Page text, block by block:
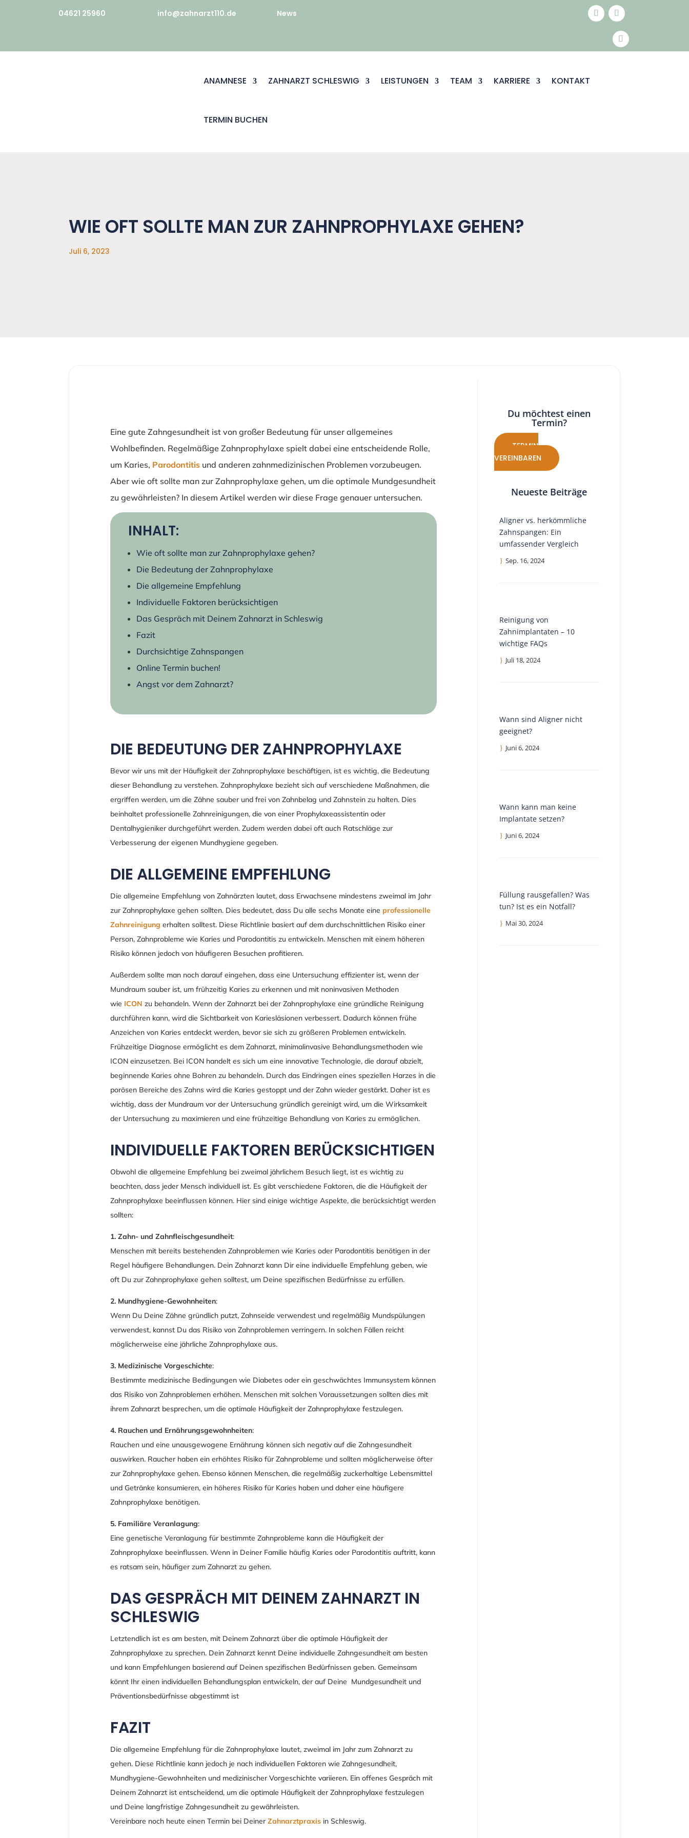
04621 25960 info@zahnarzt110.de News
ANAMNESE ZAHNARZT SCHLESWIG LEISTUNGEN TEAM KARRIERE KONTAKT
TERMIN BUCHEN
WIE OFT SOLLTE MAN ZUR ZAHNPROPHYLAXE GEHEN?
Juli 6, 2023
Eine gute Zahngesundheit ist von großer Bedeutung für unser allgemeines
Wohlbefinden. Regelmäßige Zahnprophylaxe spielt dabei eine entscheidende Rolle,
um Karies, Parodontitis und anderen zahnmedizinischen Problemen vorzubeugen.
Aber wie oft sollte man zur Zahnprophylaxe gehen, um die optimale Mundgesundheit
zu gewährleisten? In diesem Artikel werden wir diese Frage genauer untersuchen.
INHALT:
Wie oft sollte man zur Zahnprophylaxe gehen?
Die Bedeutung der Zahnprophylaxe
Die allgemeine Empfehlung
Individuelle Faktoren berücksichtigen
Das Gespräch mit Deinem Zahnarzt in Schleswig
Fazit
Durchsichtige Zahnspangen
Online Termin buchen!
Angst vor dem Zahnarzt?
DIE BEDEUTUNG DER ZAHNPROPHYLAXE
Bevor wir uns mit der Häufigkeit der Zahnprophylaxe beschäftigen, ist es wichtig, die Bedeutung
dieser Behandlung zu verstehen. Zahnprophylaxe bezieht sich auf verschiedene Maßnahmen, die
ergriffen werden, um die Zähne sauber und frei von Zahnbelag und Zahnstein zu halten. Dies
beinhaltet professionelle Zahnreinigungen, die von einer Prophylaxeassistentin oder
Dentalhygieniker durchgeführt werden. Zudem werden dabei oft auch Ratschläge zur
Verbesserung der eigenen Mundhygiene gegeben.
DIE ALLGEMEINE EMPFEHLUNG
Die allgemeine Empfehlung von Zahnärzten lautet, dass Erwachsene mindestens zweimal im Jahr
zur Zahnprophylaxe gehen sollten. Dies bedeutet, dass Du alle sechs Monate eine professionelle
Zahnreinigung erhalten solltest. Diese Richtlinie basiert auf dem durchschnittlichen Risiko einer
Person, Zahnprobleme wie Karies und Parodontitis zu entwickeln. Menschen mit einem höheren
Risiko können jedoch von häufigeren Besuchen profitieren.
Außerdem sollte man noch darauf eingehen, dass eine Untersuchung effizienter ist, wenn der
Mundraum sauber ist, um frühzeitig Karies zu erkennen und mit noninvasiven Methoden
wie ICON zu behandeln. Wenn der Zahnarzt bei der Zahnprophylaxe eine gründliche Reinigung
durchführen kann, wird die Sichtbarkeit von Kariesläsionen verbessert. Dadurch können frühe
Anzeichen von Karies entdeckt werden, bevor sie sich zu größeren Problemen entwickeln.
Frühzeitige Diagnose ermöglicht es dem Zahnarzt, minimalinvasive Behandlungsmethoden wie
ICON einzusetzen. Bei ICON handelt es sich um eine innovative Technologie, die darauf abzielt,
beginnende Karies ohne Bohren zu behandeln. Durch das Eindringen eines speziellen Harzes in die
porösen Bereiche des Zahns wird die Karies gestoppt und der Zahn wieder gestärkt. Daher ist es
wichtig, dass der Mundraum vor der Untersuchung gründlich gereinigt wird, um die Wirksamkeit
der Untersuchung zu maximieren und eine frühzeitige Behandlung von Karies zu ermöglichen.
INDIVIDUELLE FAKTOREN BERÜCKSICHTIGEN
Obwohl die allgemeine Empfehlung bei zweimal jährlichem Besuch liegt, ist es wichtig zu
beachten, dass jeder Mensch individuell ist. Es gibt verschiedene Faktoren, die die Häufigkeit der
Zahnprophylaxe beeinflussen können. Hier sind einige wichtige Aspekte, die berücksichtigt werden
sollten:
1. Zahn- und Zahnfleischgesundheit:
Menschen mit bereits bestehenden Zahnproblemen wie Karies oder Parodontitis benötigen in der
Regel häufigere Behandlungen. Dein Zahnarzt kann Dir eine individuelle Empfehlung geben, wie
oft Du zur Zahnprophylaxe gehen solltest, um Deine spezifischen Bedürfnisse zu erfüllen.
2. Mundhygiene-Gewohnheiten:
Wenn Du Deine Zähne gründlich putzt, Zahnseide verwendest und regelmäßig Mundspülungen
verwendest, kannst Du das Risiko von Zahnproblemen verringern. In solchen Fällen reicht
möglicherweise eine jährliche Zahnprophylaxe aus.
3. Medizinische Vorgeschichte:
Bestimmte medizinische Bedingungen wie Diabetes oder ein geschwächtes Immunsystem können
das Risiko von Zahnproblemen erhöhen. Menschen mit solchen Voraussetzungen sollten dies mit
ihrem Zahnarzt besprechen, um die optimale Häufigkeit der Zahnprophylaxe festzulegen.
4. Rauchen und Ernährungsgewohnheiten:
Rauchen und eine unausgewogene Ernährung können sich negativ auf die Zahngesundheit
auswirken. Raucher haben ein erhöhtes Risiko für Zahnprobleme und sollten möglicherweise öfter
zur Zahnprophylaxe gehen. Ebenso können Menschen, die regelmäßig zuckerhaltige Lebensmittel
und Getränke konsumieren, ein höheres Risiko für Karies haben und daher eine häufigere
Zahnprophylaxe benötigen.
5. Familiäre Veranlagung:
Eine genetische Veranlagung für bestimmte Zahnprobleme kann die Häufigkeit der
Zahnprophylaxe beeinflussen. Wenn in Deiner Familie häufig Karies oder Parodontitis auftritt, kann
es ratsam sein, häufiger zum Zahnarzt zu gehen.
DAS GESPRÄCH MIT DEINEM ZAHNARZT IN
SCHLESWIG
Letztendlich ist es am besten, mit Deinem Zahnarzt über die optimale Häufigkeit der
Zahnprophylaxe zu sprechen. Dein Zahnarzt kennt Deine individuelle Zahngesundheit am besten
und kann Empfehlungen basierend auf Deinen spezifischen Bedürfnissen geben. Gemeinsam
könnt Ihr einen individuellen Behandlungsplan entwickeln, der auf Deine Mundgesundheit und
Präventionsbedürfnisse abgestimmt ist
FAZIT
Die allgemeine Empfehlung für die Zahnprophylaxe lautet, zweimal im Jahr zum Zahnarzt zu
gehen. Diese Richtlinie kann jedoch je nach individuellen Faktoren wie Zahngesundheit,
Mundhygiene-Gewohnheiten und medizinischer Vorgeschichte variieren. Ein offenes Gespräch mit
Deinem Zahnarzt ist entscheidend, um die optimale Häufigkeit der Zahnprophylaxe festzulegen
und Deine langfristige Zahngesundheit zu gewährleisten.
Vereinbare noch heute einen Termin bei Deiner Zahnarztpraxis in Schleswig.
Du möchtest einen
Termin?
TERMIN
VEREINBAREN
Neueste Beiträge
Aligner vs. herkömmliche
Zahnspangen: Ein
umfassender Vergleich
Sep. 16, 2024
Reinigung von
Zahnimplantaten – 10
wichtige FAQs
Juli 18, 2024
Wann sind Aligner nicht
geeignet?
Juni 6, 2024
Wann kann man keine
Implantate setzen?
Juni 6, 2024
Füllung rausgefallen? Was
tun? Ist es ein Notfall?
Mai 30, 2024